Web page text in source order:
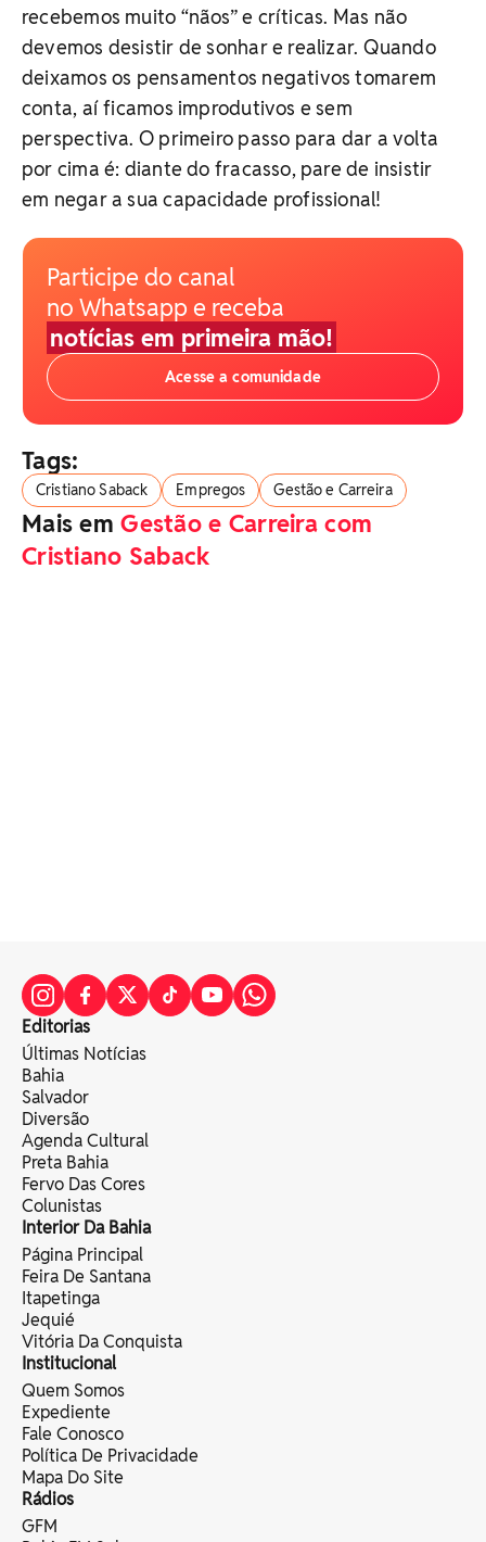
recebemos muito “nãos” e críticas. Mas não
devemos desistir de sonhar e realizar. Quando
deixamos os pensamentos negativos tomarem
conta, aí ficamos improdutivos e sem
perspectiva. O primeiro passo para dar a volta
por cima é: diante do fracasso, pare de insistir
em negar a sua capacidade profissional!
Participe do canal
no Whatsapp e receba
notícias em primeira mão!
Acesse a comunidade
Tags:
Cristiano Saback Empregos Gestão e Carreira
Mais emGestão e Carreira com
Cristiano Saback
Editorias
Últimas Notícias
Bahia
Salvador
Diversão
Agenda Cultural
Preta Bahia
Fervo Das Cores
Colunistas
Interior Da Bahia
Página Principal
Feira De Santana
Itapetinga
Jequié
Vitória Da Conquista
Institucional
Quem Somos
Expediente
Fale Conosco
Política De Privacidade
Mapa Do Site
Rádios
GFM